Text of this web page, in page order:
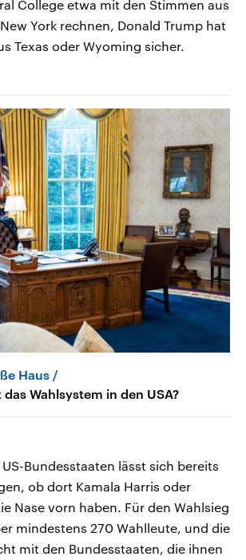
College etwa mit den Stimmen aus
York rechnen, Donald Trump hat
Texas oder Wyoming sicher.
Haus
Wahlsystem in den USA?
Bundesstaaten lässt sich bereits
ob dort Kamala Harris oder
Nase vorn haben. Für den Wahlsieg
mindestens 270 Wahlleute, und die
mit den Bundesstaaten, die ihnen